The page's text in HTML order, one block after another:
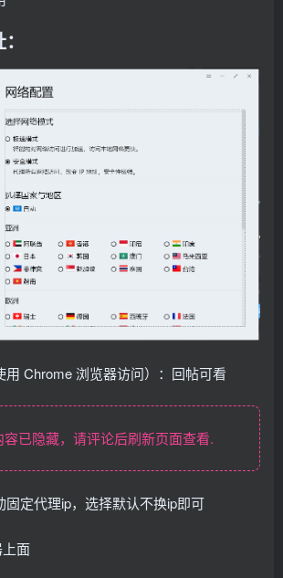
用 Chrome 浏览器访问）：回帖可看
已隐藏，请评论后刷新页面查看.
固定代理ip，选择默认不换ip即可
面